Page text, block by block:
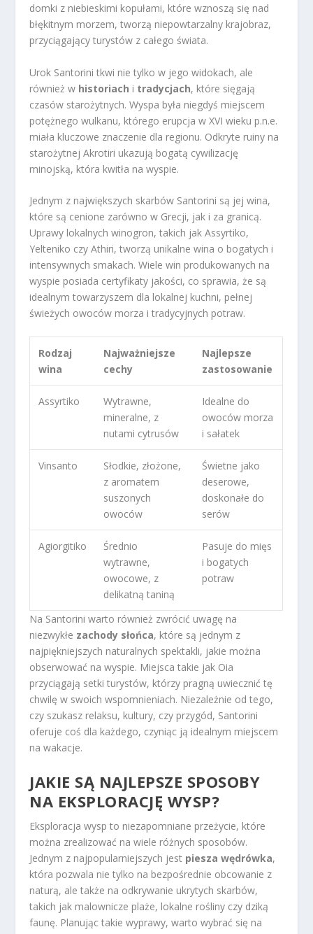
domki z niebieskimi kopułami, które wznoszą się nad
błękitnym morzem, tworzą niepowtarzalny krajobraz,
przyciągający turystów z całego świata.
Urok Santorini tkwi nie tylko w jego widokach, ale
również w historiach i tradycjach, które sięgają
czasów starożytnych. Wyspa była niegdyś miejscem
potężnego wulkanu, którego erupcja w XVI wieku p.n.e.
miała kluczowe znaczenie dla regionu. Odkryte ruiny na
starożytnej Akrotiri ukazują bogatą cywilizację
minojską, która kwitła na wyspie.
Jednym z największych skarbów Santorini są jej wina,
które są cenione zarówno w Grecji, jak i za granicą.
Uprawy lokalnych winogron, takich jak Assyrtiko,
Yelteniko czy Athiri, tworzą unikalne wina o bogatych i
intensywnych smakach. Wiele win produkowanych na
wyspie posiada certyfikaty jakości, co sprawia, że są
idealnym towarzyszem dla lokalnej kuchni, pełnej
świeżych owoców morza i tradycyjnych potraw.
Rodzaj
wina
Najważniejsze
cechy
Najlepsze
zastosowanie
Assyrtiko
Wytrawne,
mineralne, z
nutami cytrusów
Idealne do
owoców morza
i sałatek
Vinsanto
Słodkie, złożone,
z aromatem
suszonych
owoców
Świetne jako
deserowe,
doskonałe do
serów
Agiorgitiko
Średnio
wytrawne,
owocowe, z
delikatną taniną
Pasuje do mięs
i bogatych
potraw
Na Santorini warto również zwrócić uwagę na
niezwykłe zachody słońca, które są jednym z
najpiękniejszych naturalnych spektakli, jakie można
obserwować na wyspie. Miejsca takie jak Oia
przyciągają setki turystów, którzy pragną uwiecznić tę
chwilę w swoich wspomnieniach. Niezależnie od tego,
czy szukasz relaksu, kultury, czy przygód, Santorini
oferuje coś dla każdego, czyniąc ją idealnym miejscem
na wakacje.
JAKIE SĄ NAJLEPSZE SPOSOBY
NA EKSPLORACJĘ WYSP?
Eksploracja wysp to niezapomniane przeżycie, które
można zrealizować na wiele różnych sposobów.
Jednym z najpopularniejszych jest piesza wędrówka,
która pozwala nie tylko na bezpośrednie obcowanie z
naturą, ale także na odkrywanie ukrytych skarbów,
takich jak malownicze plaże, lokalne rośliny czy dziką
faunę. Planując takie wyprawy, warto wybrać się na